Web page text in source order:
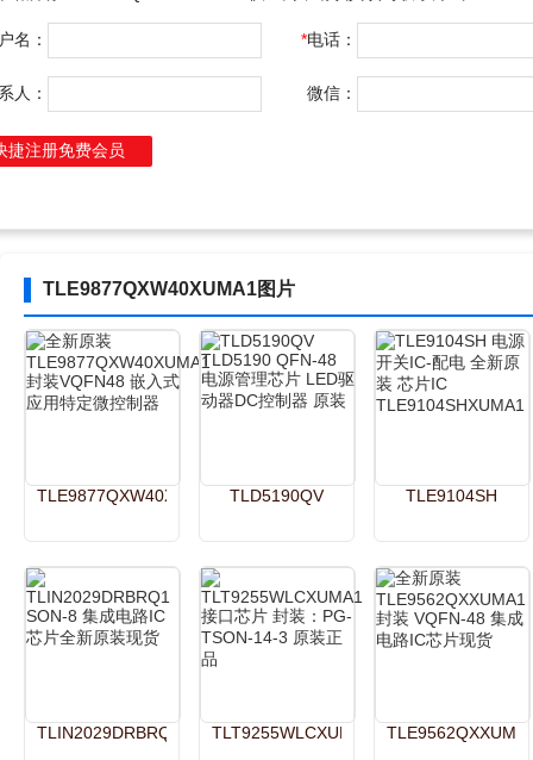
名： *电话：
人： 微信：
捷注册免费会员
TLE9877QXW40XUMA1图片
TLE9877QXW40XUMA1 TLD5190QV TLE9104SH
TLIN2029DRBRQ1 TLT9255WLCXUMA1